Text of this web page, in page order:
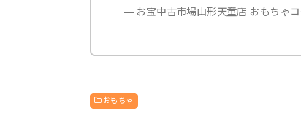
— お宝中古市場山形天童店 おもちゃ
おもちゃ